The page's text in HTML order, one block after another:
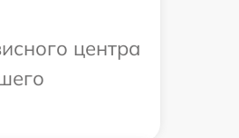
центра